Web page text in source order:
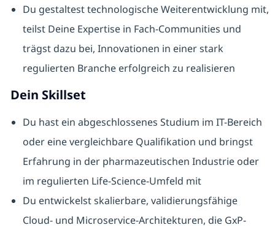
Du gestaltest technologische Weiterentwicklung mit,
teilst Deine Expertise in Fach-Communities und
trägst dazu bei, Innovationen in einer stark
regulierten Branche erfolgreich zu realisieren
Dein Skillset
Du hast ein abgeschlossenes Studium im IT-Bereich
oder eine vergleichbare Qualifikation und bringst
Erfahrung in der pharmazeutischen Industrie oder
im regulierten Life-Science-Umfeld mit
Du entwickelst skalierbare, validierungsfähige
Cloud- und Microservice-Architekturen, die GxP-